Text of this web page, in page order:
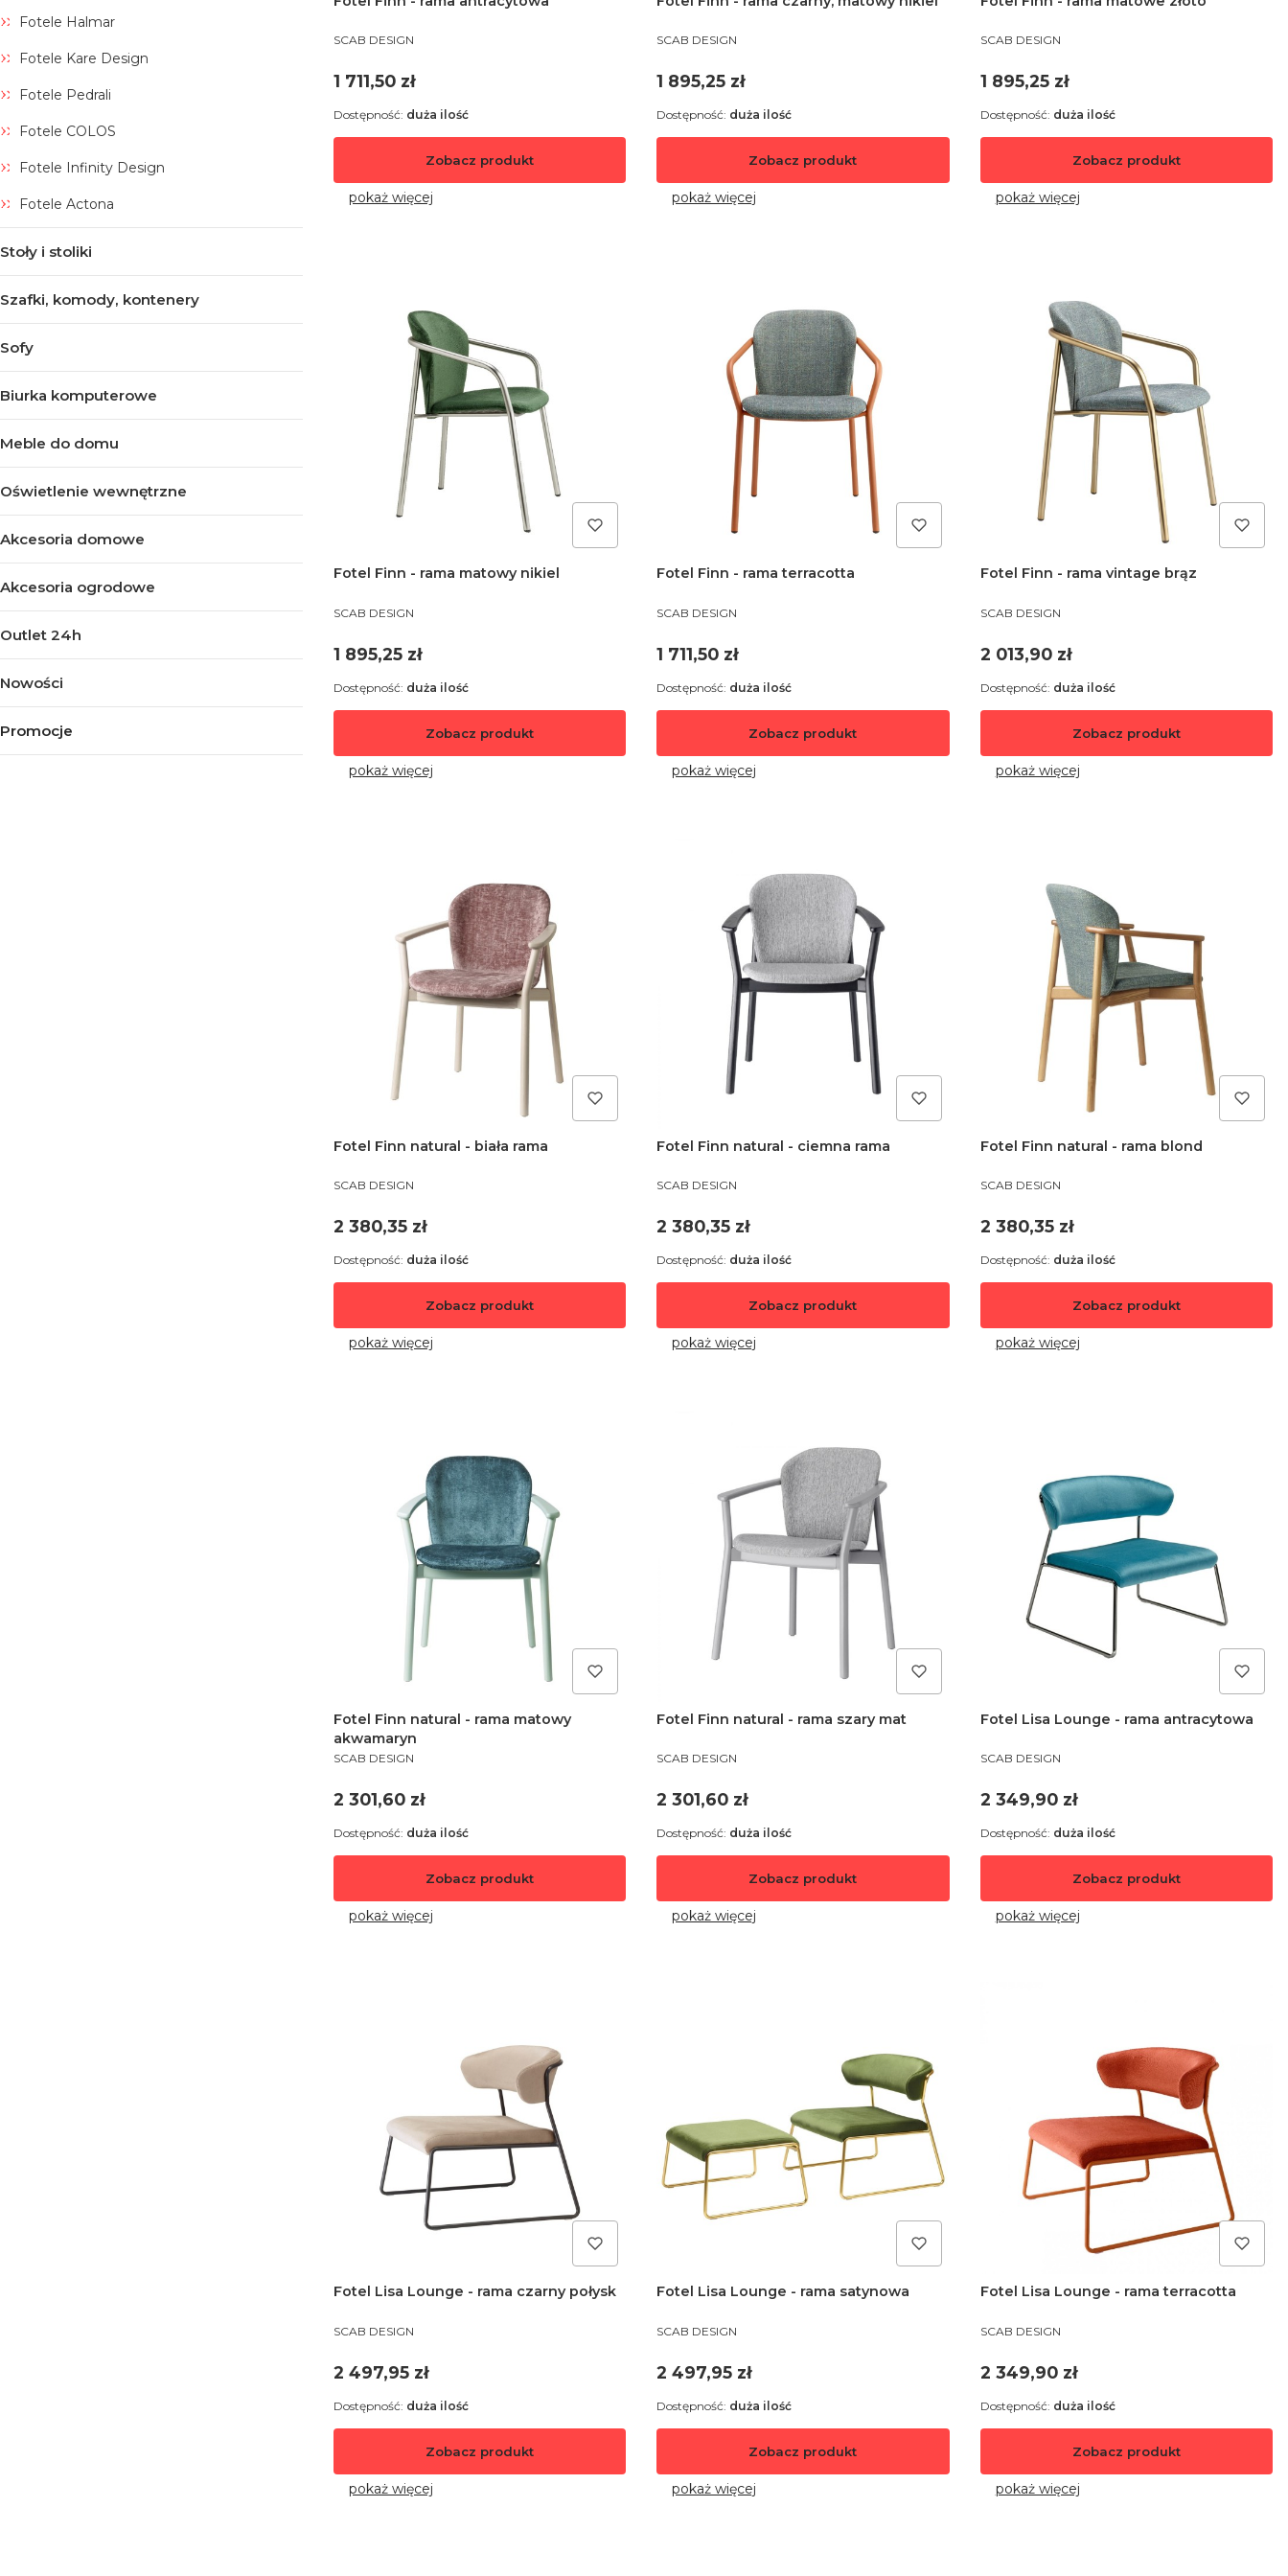
Fotele Halmar
Fotele Kare Design
Fotele Pedrali
Fotele COLOS
Fotele Infinity Design
Fotele Actona
Stoły i stoliki
Szafki, komody, kontenery
Sofy
Biurka komputerowe
Meble do domu
Oświetlenie wewnętrzne
Akcesoria domowe
Akcesoria ogrodowe
Outlet 24h
Nowości
Promocje
PRODUCENT
SCAB DESIGN
Cena
1 711,50 zł
Zobacz produkt
Dostępność: duża ilość
pokaż więcej
PRODUCENT
SCAB DESIGN
Cena
1 895,25 zł
Zobacz produkt
Dostępność: duża ilość
pokaż więcej
PRODUCENT
SCAB DESIGN
Cena
1 895,25 zł
Zobacz produkt
Dostępność: duża ilość
pokaż więcej
Fotel Finn - rama matowy nikiel
PRODUCENT
SCAB DESIGN
Cena
1 895,25 zł
Zobacz produkt
Dostępność: duża ilość
pokaż więcej
Fotel Finn - rama terracotta
PRODUCENT
SCAB DESIGN
Cena
1 711,50 zł
Zobacz produkt
Dostępność: duża ilość
pokaż więcej
Fotel Finn - rama vintage brąz
PRODUCENT
SCAB DESIGN
Cena
2 013,90 zł
Zobacz produkt
Dostępność: duża ilość
pokaż więcej
Fotel Finn natural - biała rama
PRODUCENT
SCAB DESIGN
Cena
2 380,35 zł
Zobacz produkt
Dostępność: duża ilość
pokaż więcej
Fotel Finn natural - ciemna rama
PRODUCENT
SCAB DESIGN
Cena
2 380,35 zł
Zobacz produkt
Dostępność: duża ilość
pokaż więcej
Fotel Finn natural - rama blond
PRODUCENT
SCAB DESIGN
Cena
2 380,35 zł
Zobacz produkt
Dostępność: duża ilość
pokaż więcej
Fotel Finn natural - rama matowy
akwamaryn
PRODUCENT
SCAB DESIGN
Cena
2 301,60 zł
Zobacz produkt
Dostępność: duża ilość
pokaż więcej
Fotel Finn natural - rama szary mat
PRODUCENT
SCAB DESIGN
Cena
2 301,60 zł
Zobacz produkt
Dostępność: duża ilość
pokaż więcej
Fotel Lisa Lounge - rama antracytowa
PRODUCENT
SCAB DESIGN
Cena
2 349,90 zł
Zobacz produkt
Dostępność: duża ilość
pokaż więcej
Fotel Lisa Lounge - rama czarny połysk
PRODUCENT
SCAB DESIGN
Cena
2 497,95 zł
Zobacz produkt
Dostępność: duża ilość
pokaż więcej
Fotel Lisa Lounge - rama satynowa
PRODUCENT
SCAB DESIGN
Cena
2 497,95 zł
Zobacz produkt
Dostępność: duża ilość
pokaż więcej
Fotel Lisa Lounge - rama terracotta
PRODUCENT
SCAB DESIGN
Cena
2 349,90 zł
Zobacz produkt
Dostępność: duża ilość
pokaż więcej